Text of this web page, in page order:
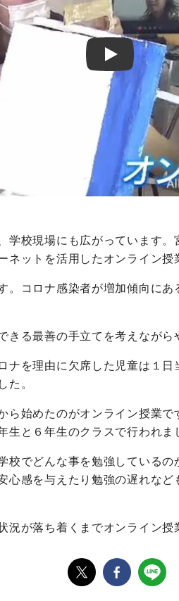
Play
校現場にも広がっています。
ネットを活用したオンライン授
コロナ感染者が増加傾向にあ
る最善の手立てを考えながら
を理由に欠席した児童は１日
た。
始めたのがオンライン授業で
生と６年生のクラスで行われま
でどんな事を勉強しているの
心感を与えたり勉強の遅れな
が落ち着くまでオンライン授